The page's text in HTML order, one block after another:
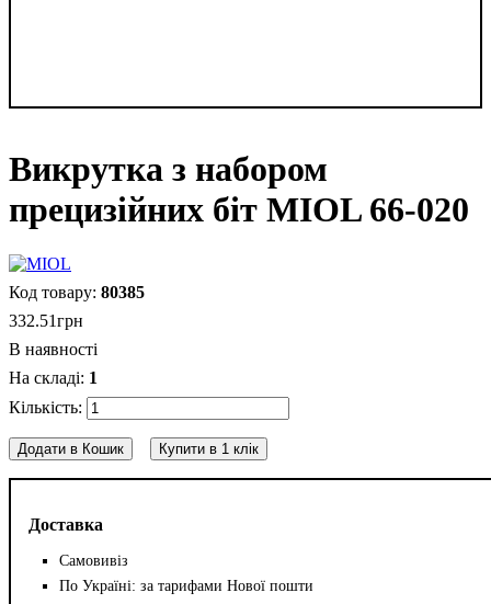
Викрутка з набором
прецизійних біт MIOL 66-020
Доставка
Самовивіз
По Україні: за тарифами Нової пошти
80385
332.51грн
В наявності
1
Додати в Кошик Купити в 1 клік